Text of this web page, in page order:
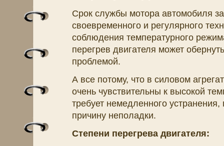
Срок службы мотора автомобиля
своевременного и регулярного
соблюдения температурного
перегрев двигателя может
проблемой.
А все потому, что в силовом
очень чувствительны к высокой
требует немедленного
причину неполадки.
Степени перегрева двигателя: